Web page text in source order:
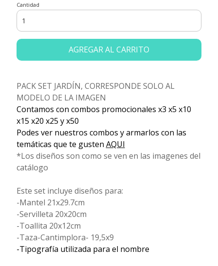
Cantidad
AGREGAR AL CARRITO
PACK SET JARDÍN, CORRESPONDE SOLO AL
MODELO DE LA IMAGEN
Contamos con combos promocionales x3 x5 x10
x15 x20 x25 y x50
Podes ver nuestros combos y armarlos con las
temáticas que te gusten AQUI
*Los diseños son como se ven en las imagenes del
catálogo
Este set incluye diseños para:
-Mantel 21x29.7cm
-Servilleta 20x20cm
-Toallita 20x12cm
-Taza-Cantimplora- 19,5x9
-Tipografía utilizada para el nombre